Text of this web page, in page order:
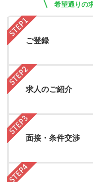
希望通りの
ご登録
求人のご紹介
面接・条件交渉